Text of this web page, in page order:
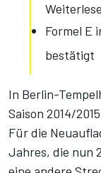
Formel E
bestätigt
In Berlin-
Saison 2014/
Für die
Jahres, die nun